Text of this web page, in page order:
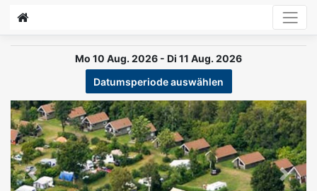
Mo 10 Aug. 2026 - Di 11 Aug. 2026
Datumsperiode auswählen
Previous Next